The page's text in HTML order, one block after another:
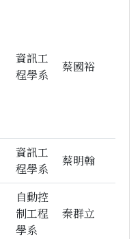
資訊工
程學系
蔡國裕
資訊工
程學系
蔡明翰
自動控
制工程
學系
秦群立